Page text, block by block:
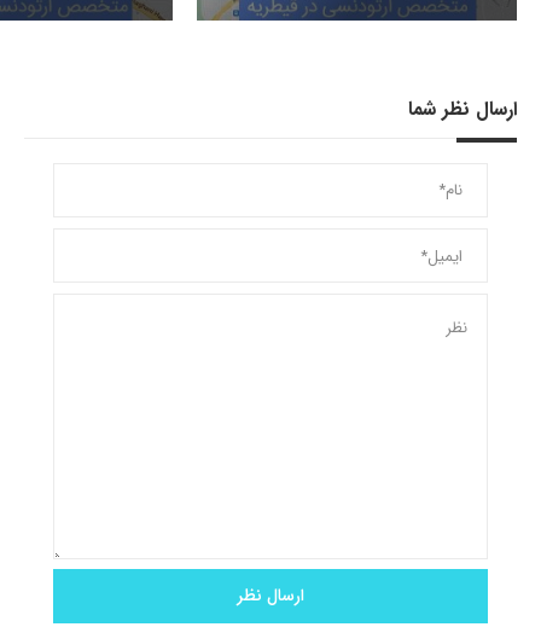
ارسال نظر شما